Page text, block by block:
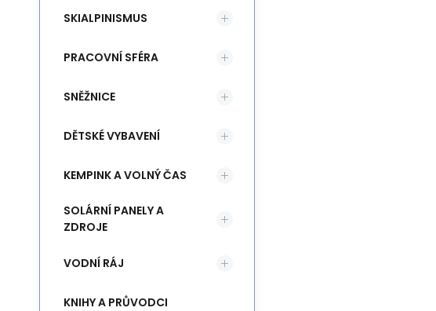
SKIALPINISMUS
PRACOVNÍ SFÉRA
SNĚŽNICE
DĚTSKÉ VYBAVENÍ
KEMPINK A VOLNÝ ČAS
SOLÁRNÍ PANELY A
ZDROJE
VODNÍ RÁJ
KNIHY A PRŮVODCI